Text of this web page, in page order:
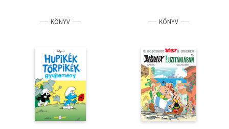
KÖNYV KÖNYV